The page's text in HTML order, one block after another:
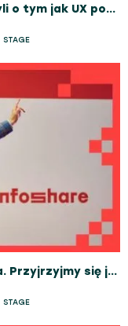
Piramida zaufania użytkownika, czyli o tym jak UX pomógł nam zdobyć 50 mln PLN, a następnie wszystko straciliśmy.
STAGE
Prawo vs Twoja strona internetowa. Przyjrzyjmy się jej, zanim zrobi to kontrola
STAGE